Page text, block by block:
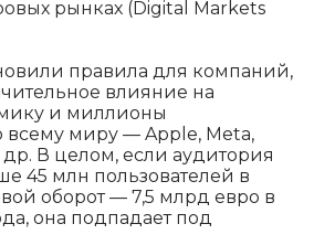
рынках (Digital Markets
правила для компаний,
влияние на
и миллионы
всему миру — Apple, Meta,
В целом, если аудитория
45 млн пользователей в
оборот — 7,5 млрд евро в
она подпадает под